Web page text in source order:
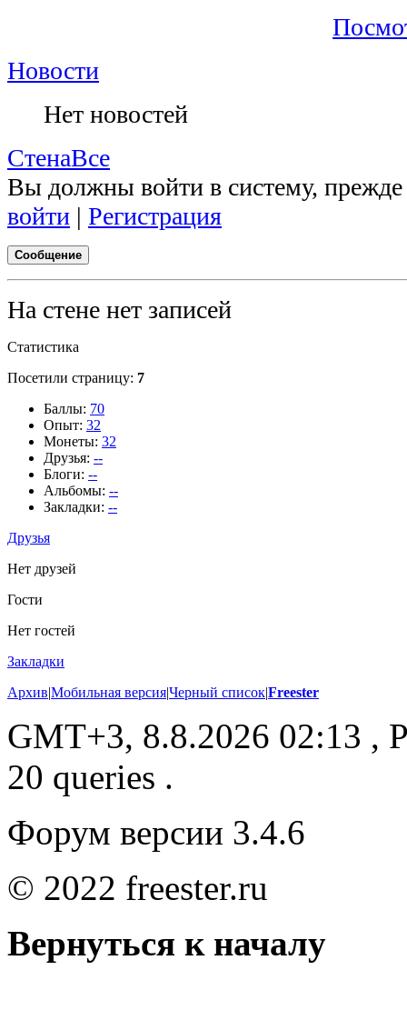
Новости
Нет новостей
СтенаВсе
Вы должны войти в систему,
войти | Регистрация
Сообщение
На стене нет записей
Статистика
Посетили страницу: 7
Баллы: 70
Опыт: 32
Монеты: 32
Друзья: --
Блоги: --
Альбомы: --
Закладки: --
Друзья
Нет друзей
Гости
Нет гостей
Закладки
Архив|Мобильная версия|Черный список|Freester
GMT+3, 8.8.2026 02:13 ,
20 queries .
Форум версии 3.4.6
© 2022 freester.ru
Вернуться к началу